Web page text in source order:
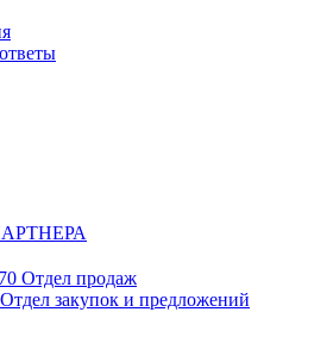
Отдел продаж
Отдел закупок и предложений